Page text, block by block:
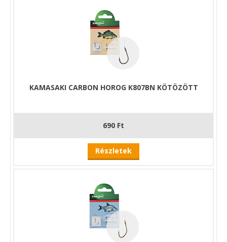
KAMASAKI CARBON HOROG K807BN KÖTÖZÖTT
690 Ft
Részletek